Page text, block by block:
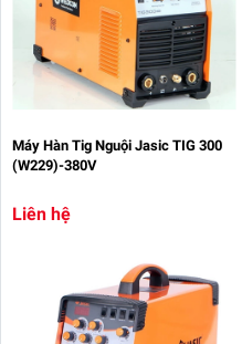
Máy Hàn Tig Nguội Jasic TIG 300
(W229)-380V
Liên hệ